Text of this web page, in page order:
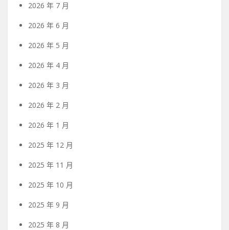
2026 年 7 月
2026 年 6 月
2026 年 5 月
2026 年 4 月
2026 年 3 月
2026 年 2 月
2026 年 1 月
2025 年 12 月
2025 年 11 月
2025 年 10 月
2025 年 9 月
2025 年 8 月